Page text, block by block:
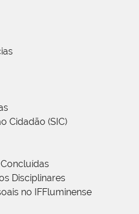
Cidadão (SIC)
Disciplinares
no IFFluminense